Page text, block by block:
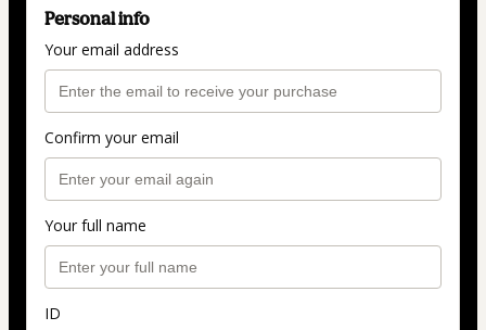
Personal info
Your email address
Confirm your email
Your full name
ID